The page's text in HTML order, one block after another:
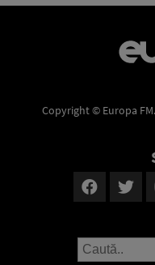
Copyright © Europa